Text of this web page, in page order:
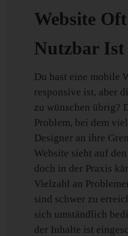
Website
Nutzbar Ist
Du hast eine mobile
responsive ist, aber
zu wünschen übrig?
Problem, bei dem
Designer an ihre
Website sieht auf
doch in der Praxis
Vielzahl an
sind schwer zu
sich umständlich
der Inhalte ist